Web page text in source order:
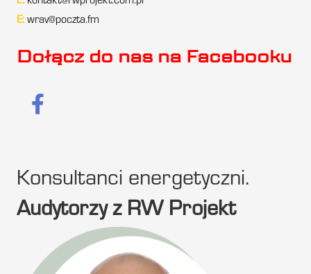
E: wrav@poczta.fm
Dołącz do nas na Facebooku
Konsultanci energetyczni.
Audytorzy z RW Projekt